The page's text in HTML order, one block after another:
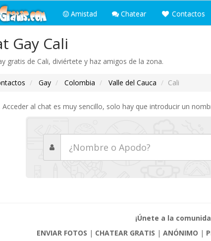
Amistad Chatear Contactos
Gay Cali
gratis de Cali, diviértete y haz amigos de la zona.
Gay Colombia Valle del Cauca Cali
Acceder al chat es muy sencillo, solo hay que introducir un
¡Únete a la
ENVIAR FOTOS | CHATEAR GRATIS | ANÓNIMO |